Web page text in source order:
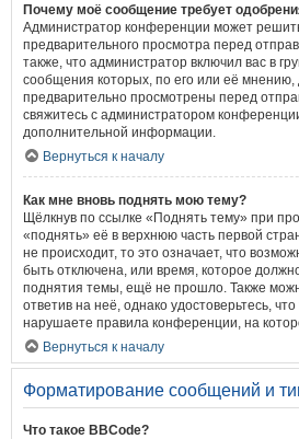
Почему моё сообщение требует
Администратор конференции может
предварительного просмотра перед
также, что администратор включил вас в
сообщения которых, по его или её
предварительно просмотрены перед
свяжитесь с администратором
дополнительной информации.
Вернуться к началу
Как мне вновь поднять мою тему?
Щёлкнув по ссылке «Поднять тему» при
«поднять» её в верхнюю часть первой
не происходит, то это означает, что
быть отключена, или время, которое
поднятия темы, ещё не прошло. Также
ответив на неё, однако удостоверьтесь,
нарушаете правила конференции, на
Вернуться к началу
Форматирование сообщений и
Что такое BBCode?